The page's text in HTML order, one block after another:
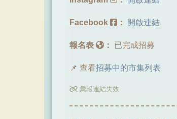
Facebook ： 開啟連結
報名表 ： 已完成招募
📌 查看招募中的市集列表
彙報連結失效